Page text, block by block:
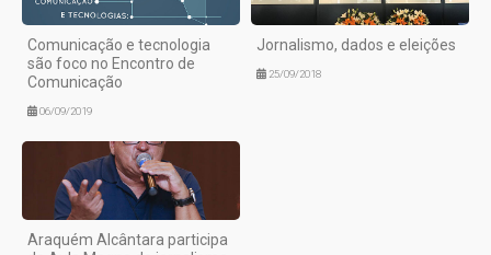
Comunicação e tecnologia
são foco no Encontro de
Comunicação
06/09/2019
Jornalismo, dados e eleições
25/09/2018
Araquém Alcântara participa